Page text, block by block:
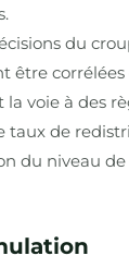
du
être corrélées
la voie à des
taux de
du niveau